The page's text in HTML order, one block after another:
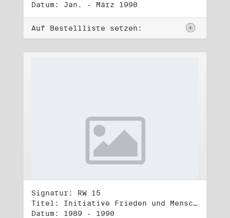
Datum: Jan. - März 1990
Auf Bestellliste setzen:
Signatur: RW 15
Titel: Initiative Frieden und Menschenrechte, Veröffentlichungen
Datum: 1989 - 1990